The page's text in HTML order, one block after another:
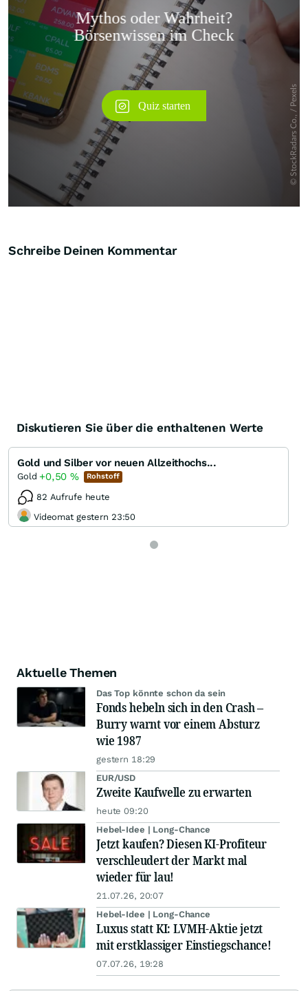
Überspringen
Schreibe Deinen Kommentar
Diskutieren Sie über die enthaltenen Werte
Gold und Silber vor neuen Allzeithochs...
Gold +0,50 % Rohstoff
82 Aufrufe heute
Videomat gestern 23:50
Aktuelle Themen
Das Top könnte schon da sein
Fonds hebeln sich in den Crash –
Burry warnt vor einem Absturz
wie 1987
gestern 18:29
EUR/USD
Zweite Kaufwelle zu erwarten
heute 09:20
Hebel-Idee | Long-Chance
Jetzt kaufen? Diesen KI-Profiteur
verschleudert der Markt mal
wieder für lau!
21.07.26, 20:07
Hebel-Idee | Long-Chance
Luxus statt KI: LVMH-Aktie jetzt
mit erstklassiger Einstiegschance!
07.07.26, 19:28